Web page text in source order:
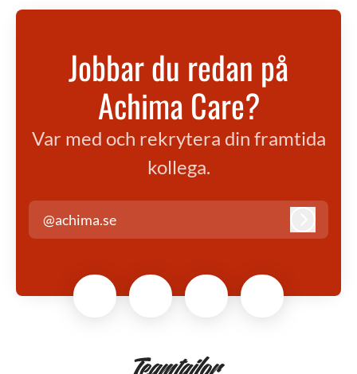
Jobbar du redan på
Achima Care?
Var med och rekrytera din framtida
kollega.
@achima.se